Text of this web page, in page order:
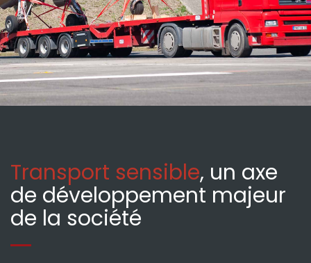
Transport sensible, un axe
de développement majeur
de la société